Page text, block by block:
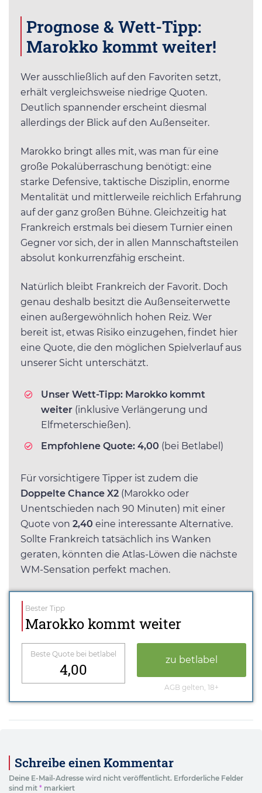
Prognose & Wett-Tipp:
Marokko kommt weiter!
Wer ausschließlich auf den Favoriten setzt,
erhält vergleichsweise niedrige Quoten.
Deutlich spannender erscheint diesmal
allerdings der Blick auf den Außenseiter.
Marokko bringt alles mit, was man für eine
große Pokalüberraschung benötigt: eine
starke Defensive, taktische Disziplin, enorme
Mentalität und mittlerweile reichlich Erfahrung
auf der ganz großen Bühne. Gleichzeitig hat
Frankreich erstmals bei diesem Turnier einen
Gegner vor sich, der in allen Mannschaftsteilen
absolut konkurrenzfähig erscheint.
Natürlich bleibt Frankreich der Favorit. Doch
genau deshalb besitzt die Außenseiterwette
einen außergewöhnlich hohen Reiz. Wer
bereit ist, etwas Risiko einzugehen, findet hier
eine Quote, die den möglichen Spielverlauf aus
unserer Sicht unterschätzt.
Unser Wett-Tipp: Marokko kommt
weiter (inklusive Verlängerung und
Elfmeterschießen).
Empfohlene Quote: 4,00 (bei Betlabel)
Für vorsichtigere Tipper ist zudem die
Doppelte Chance X2 (Marokko oder
Unentschieden nach 90 Minuten) mit einer
Quote von 2,40 eine interessante Alternative.
Sollte Frankreich tatsächlich ins Wanken
geraten, könnten die Atlas-Löwen die nächste
WM-Sensation perfekt machen.
Bester Tipp
Marokko kommt weiter
Beste Quote bei betlabel
4,00
zu betlabel
AGB gelten, 18+
Schreibe einen Kommentar
Deine E-Mail-Adresse wird nicht veröffentlicht. Erforderliche Felder
sind mit * markiert